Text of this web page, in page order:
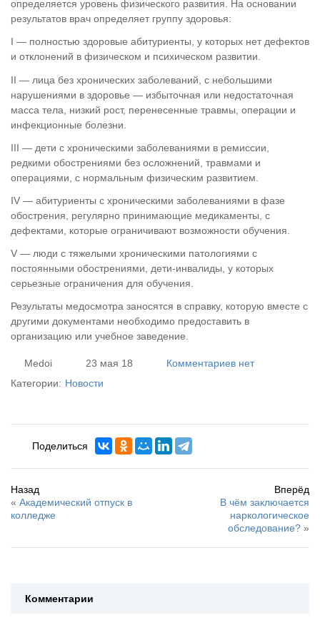
определяется уровень физического развития. На основании
результатов врач определяет группу здоровья:
I — полностью здоровые абитуриенты, у которых нет дефектов
и отклонений в физическом и психическом развитии.
II — лица без хронических заболеваний, с небольшими
нарушениями в здоровье — избыточная или недостаточная
масса тела, низкий рост, перенесенные травмы, операции и
инфекционные болезни.
III — дети с хроническими заболеваниями в ремиссии,
редкими обострениями без осложнений, травмами и
операциями, с нормальным физическим развитием.
IV — абитуриенты с хроническими заболеваниями в фазе
обострения, регулярно принимающие медикаменты, с
дефектами, которые ограничивают возможности обучения.
V — люди с тяжелыми хроническими патологиями с
постоянными обострениями, дети-инвалиды, у которых
серьезные ограничения для обучения.
Результаты медосмотра заносятся в справку, которую вместе с
другими документами необходимо предоставить в
организацию или учебное заведение.
Medoi 23 мая 18
Комментариев нет
Категории: Новости
Поделиться
Назад
« Академический отпуск в
колледже
Вперёд
В чём заключается
наркологическое
обследование? »
Комментарии